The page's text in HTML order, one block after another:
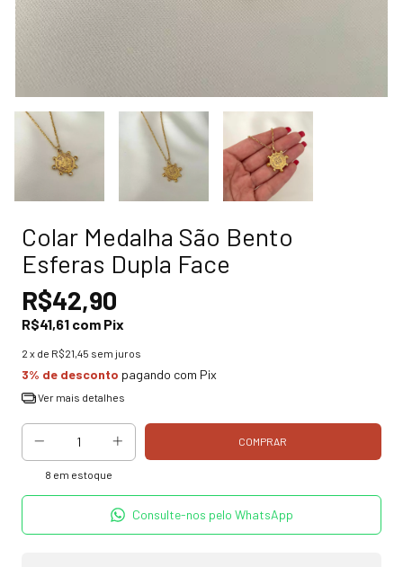
Colar Medalha São Bento
Esferas Dupla Face
R$42,90
R$41,61 com Pix
2 x de R$21,45 sem juros
3% de desconto pagando com Pix
Ver mais detalhes
8 em estoque
Consulte-nos pelo WhatsApp